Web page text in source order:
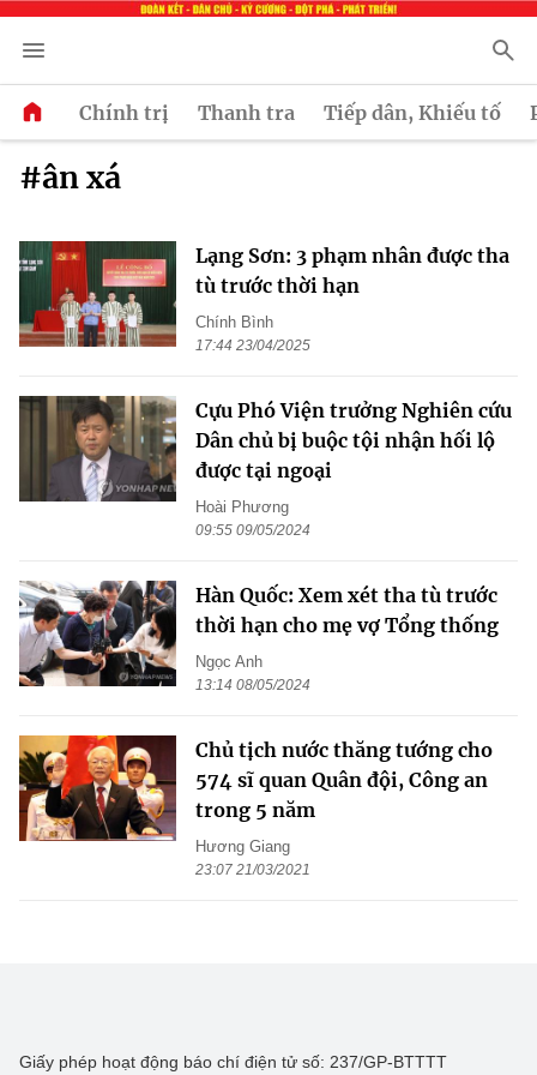
Chính trị Thanh tra Tiếp dân, Khiếu tố
#ân xá
Lạng Sơn: 3 phạm nhân được tha
tù trước thời hạn
Chính Bình
17:44 23/04/2025
Cựu Phó Viện trưởng Nghiên cứu
Dân chủ bị buộc tội nhận hối lộ
được tại ngoại
Hoài Phương
09:55 09/05/2024
Hàn Quốc: Xem xét tha tù trước
thời hạn cho mẹ vợ Tổng thống
Ngọc Anh
13:14 08/05/2024
Chủ tịch nước thăng tướng cho
574 sĩ quan Quân đội, Công an
trong 5 năm
Hương Giang
23:07 21/03/2021
Giấy phép hoạt động báo chí điện tử số: 237/GP-BTTTT